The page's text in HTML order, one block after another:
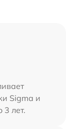
Sigma и
3 лет.